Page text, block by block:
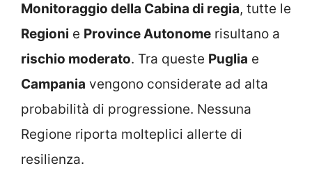
Monitoraggio della Cabina di regia, tutte le
Regioni e Province Autonome risultano a
rischio moderato. Tra queste Puglia e
Campania vengono considerate ad alta
probabilità di progressione. Nessuna
Regione riporta molteplici allerte di
resilienza.